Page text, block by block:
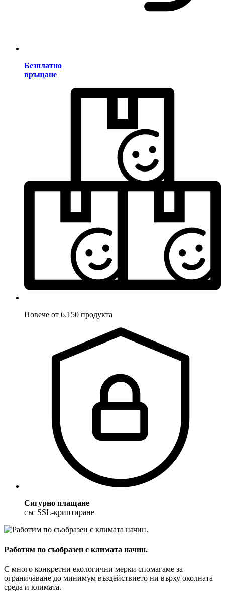
Безплатно
връщане
Повече от 6.150 продукта
Сигурно плащане
със SSL-криптиране
Работим по съобразен с климата начин.
С много конкретни екологични мерки спомагаме за
ограничаване до минимум въздействието ни върху околната
среда и климата.